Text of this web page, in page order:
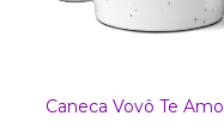
Caneca Vovô Te Amo